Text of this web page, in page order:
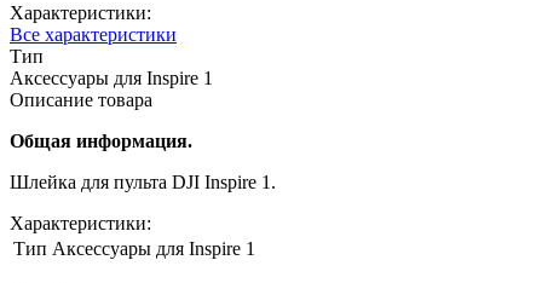
Характеристики:
Все характеристики
Тип
Аксессуары для Inspire 1
Описание товара
Общая информация.
Шлейка для пульта DJI Inspire 1.
Характеристики:
Тип Аксессуары для Inspire 1